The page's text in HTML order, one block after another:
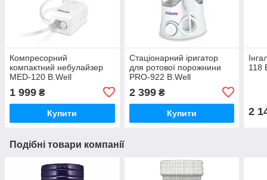
Компресорний
компактний небулайзер
MED-120 B.Well
1 999 ₴
Купити
Стаціонарний іригатор
для ротової порожнини
PRO-922 B.Well
2 399₴
Купити
118
2
Подібні товари компанії